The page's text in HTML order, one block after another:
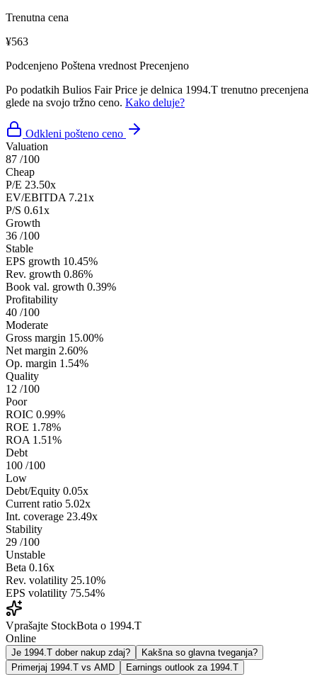
Trenutna cena
¥563
Podcenjeno Poštena vrednost Precenjeno
Po podatkih Bulios Fair Price je delnica 1994.T trenutno precenjena
glede na svojo tržno ceno. Kako deluje?
Odkleni pošteno ceno
Valuation
87 /100
Cheap
P/E 23.50x
EV/EBITDA 7.21x
P/S 0.61x
Growth
36 /100
Stable
EPS growth 10.45%
Rev. growth 0.86%
Book val. growth 0.39%
Profitability
40 /100
Moderate
Gross margin 15.00%
Net margin 2.60%
Op. margin 1.54%
Quality
12 /100
Poor
ROIC 0.99%
ROE 1.78%
ROA 1.51%
Debt
100 /100
Low
Debt/Equity 0.05x
Current ratio 5.02x
Int. coverage 23.49x
Stability
29 /100
Unstable
Beta 0.16x
Rev. volatility 25.10%
EPS volatility 75.54%
Vprašajte StockBota o 1994.T
Online
Je 1994.T dober nakup zdaj?
Kakšna so glavna tveganja?
Primerjaj 1994.T vs AMD
Earnings outlook za 1994.T